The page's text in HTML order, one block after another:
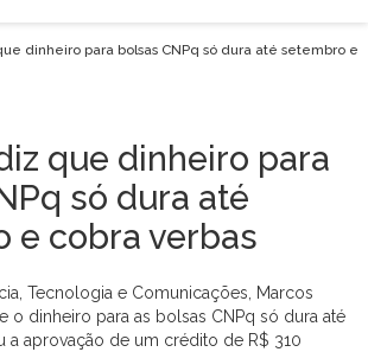
dinheiro para bolsas CNPq só dura até setembro e
que dinheiro para
só dura até
e cobra verbas
Tecnologia e Comunicações, Marcos
o dinheiro para as bolsas CNPq só dura até
a aprovação de um crédito de R$ 310